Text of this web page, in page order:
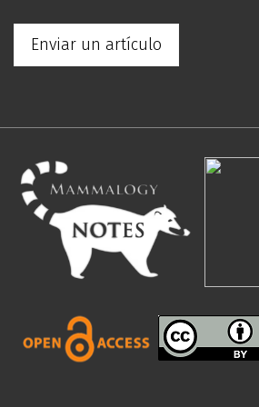
Enviar un artículo